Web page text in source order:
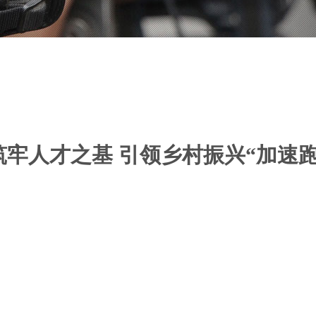
牢人才之基 引领乡村振兴“加速